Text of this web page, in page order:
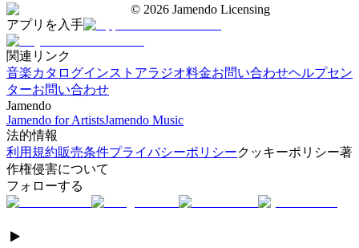
© 2026 Jamendo Licensing
アプリを入手
関連リンク
音楽カタログインストアラジオ料金お問い合わせヘルプセン
ターお問い合わせ
Jamendo
Jamendo for ArtistsJamendo Music
法的情報
利用規約販売条件プライバシーポリシークッキーポリシー著
作権侵害について
フォローする